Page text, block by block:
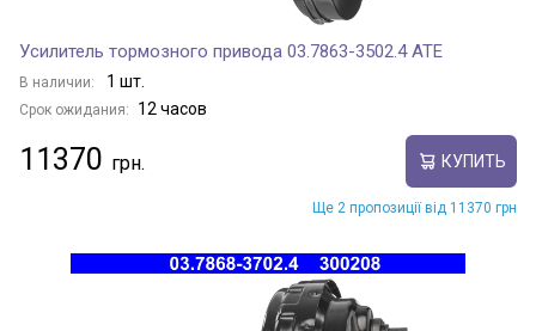
Усилитель тормозного привода 03.7863-3502.4 ATE
В наличии: 1 шт.
Срок ожидания: 12 часов
11370 КУПИТЬ
Ще 2 пропозиції від 11370 грн